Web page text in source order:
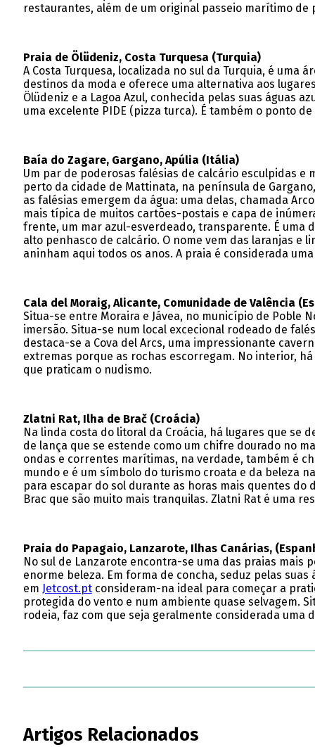
restaurantes, além de um original passeio marítimo de
Praia de Ölüdeniz, Costa Turquesa (Turquia)
A Costa Turquesa, localizada no sul da Turquia, é
destinos da moda e oferece uma alternativa aos
Ölüdeniz e a Lagoa Azul, conhecida pelas suas águas
uma excelente PIDE (pizza turca). É também o ponto
Baía do Zagare, Gargano, Apúlia (Itália)
Um par de poderosas falésias de calcário esculpidas
perto da cidade de Mattinata, na península de
as falésias emergem da água: uma delas, chamada
mais típica de muitos cartões-postais e capa de
frente, um mar azul-esverdeado, transparente. É uma
alto penhasco de calcário. O nome vem das laranjas e
aninham aqui todos os anos. A praia é considerada
Cala del Moraig, Alicante, Comunidade de Valência
Situa-se entre Moraira e Jávea, no município de Poble
imersão. Situa-se num local excecional rodeado de
destaca-se a Cova del Arcs, uma impressionante
extremas porque as rochas escorregam. No interior,
que praticam o nudismo.
Zlatni Rat, Ilha de Brač (Croácia)
Na linda costa do litoral da Croácia, há lugares que se
de lança que se estende como um chifre dourado no
ondas e correntes marítimas, na verdade, também é
mundo e é um símbolo do turismo croata e da beleza
para escapar do sol durante as horas mais quentes
Brac que são muito mais tranquilas. Zlatni Rat é uma
Praia do Papagaio, Lanzarote, Ilhas Canárias,
No sul de Lanzarote encontra-se uma das praias mais
enorme beleza. Em forma de concha, seduz pelas
em Jetcost.ptconsideram-na ideal para começar a
protegida do vento e num ambiente quase selvagem.
rodeia, faz com que seja geralmente considerada uma
Artigos Relacionados